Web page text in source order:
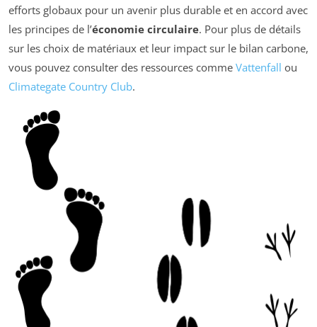
efforts globaux pour un avenir plus durable et en accord avec
les principes de l’économie circulaire. Pour plus de détails
sur les choix de matériaux et leur impact sur le bilan carbone,
vous pouvez consulter des ressources comme Vattenfall ou
Climategate Country Club.